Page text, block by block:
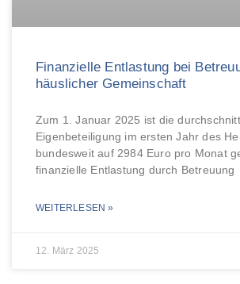
Finanzielle Entlastung bei
häuslicher Gemeinschaft
Zum 1. Januar 2025 ist die
Eigenbeteiligung im ersten Jahr des
bundesweit auf 2984 Euro pro Monat
finanzielle Entlastung durch Betreuung
WEITERLESEN »
12. März 2025